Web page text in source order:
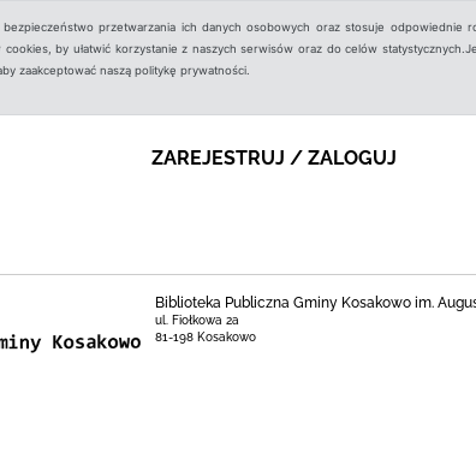
przetwarzania ich danych osobowych oraz stosuje odpowiednie
by ułatwić korzystanie z naszych serwisów oraz do celów
zaakceptować naszą politykę prywatności.
ZAREJESTRUJ / ZALOGUJ
Biblioteka Publiczna Gminy Kosakowo im.
ul. Fiołkowa 2a
81-198 Kosakowo